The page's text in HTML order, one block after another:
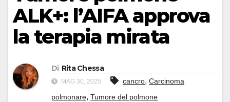
ALK+: l’AIFA approva
la terapia mirata
Di Rita Chessa
MAG 30, 2025 cancro, Carcinoma
polmonare, Tumore del polmone